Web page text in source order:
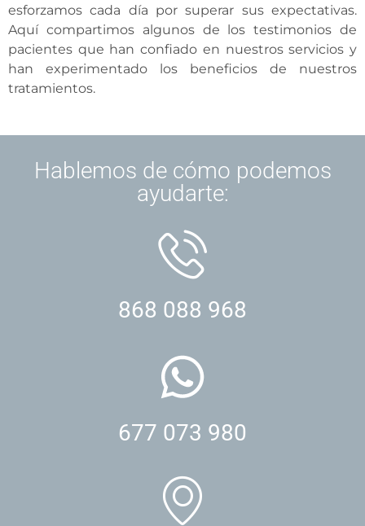
esforzamos cada día por superar sus expectativas.
Aquí compartimos algunos de los testimonios de
pacientes que han confiado en nuestros servicios y
han experimentado los beneficios de nuestros
tratamientos.
Hablemos de cómo podemos
ayudarte:
868 088 968
677 073 980